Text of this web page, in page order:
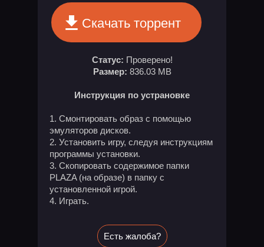
Скачать торрент
Статус: Проверено!
Размер: 836.03 MB
Инструкция по устрановке
Смонтировать образ с помощью
эмуляторов дисков.
Установить игру, следуя инструкциям
программы установки.
Скопировать содержимое папки
PLAZA (на образе) в папку с
установленной игрой.
Играть.
Есть жалоба?